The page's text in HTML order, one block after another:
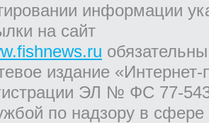
информации
на сайт
издание
ЭЛ № ФС 77-
по надзору в